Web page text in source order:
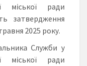
міської ради
затвердження
2025 року.
Служби у
міської ради